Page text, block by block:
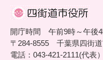
開庁時間 午前9時～午後4
〒284-8555 千葉県四街
電話：043-421-2111(代表）